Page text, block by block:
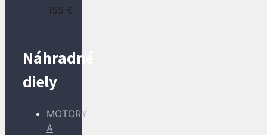
155 €
Náhradné
diely
MOTORY
A